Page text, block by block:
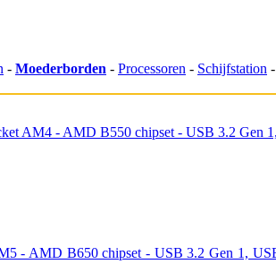
- Moederborden - Processoren - Schijfstation -
AM4 - AMD B550 chipset - USB 3.2
- AMD B650 chipset - USB 3.2 Gen 1,